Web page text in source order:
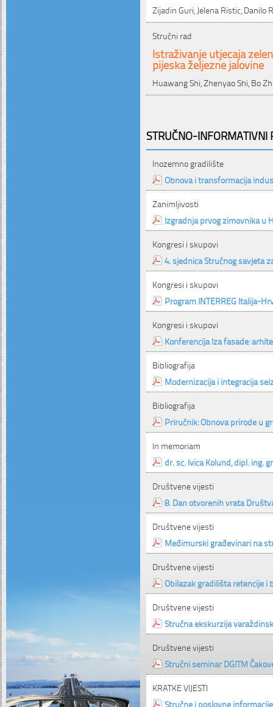
Zijadin Guri, Jelena Ristic, Danilo
Stručni rad
Istraživanje utjecaja
pijeska željezne jalovine
Huawang Shi, Zhenyao Shi, Bo
STRUČNO-INFORMATIVNI
Inozemno gradilište
Obnova i transformacija
Zanimljivosti
Izgradnja prvog zimovnika u
Kongresi i skupovi
4. sjednica Stručnog savjeta
Kongresi i skupovi
Program INTERREG Italija-
Kongresi i skupovi
Konferencija Iza fasade:
Bibliografija
Modernizacija i integracija
Bibliografija
Priručnik: Obnova prirode u
In memoriam
dr. sc. Ivica Kolund, dipl. ing.
Društvene vijesti
8. Dan otvorenih vrata
Društvene vijesti
Međimurski građevinari na
Društvene vijesti
Obilazak gradilišta retencije i
Društvene vijesti
Stručna ekskurzija
Društvene vijesti
Stručni seminar DGITM
KRATKE VIJESTI
Stručne i poslovne informacije